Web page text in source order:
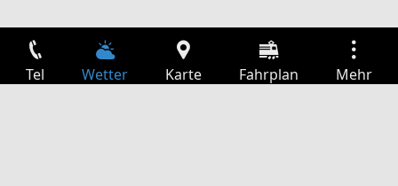
Tel Wetter Karte Fahrplan Mehr